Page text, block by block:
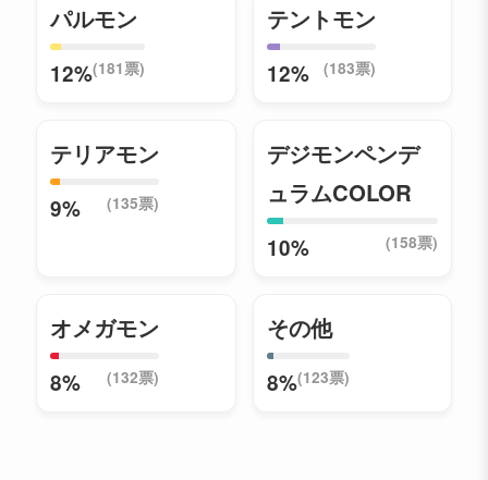
パルモン
12%(181票)
テントモン
12% (183票)
テリアモン
9% (135票)
デジモンペンデ
ュラムCOLOR
10% (158票)
オメガモン
8% (132票)
その他
8%(123票)